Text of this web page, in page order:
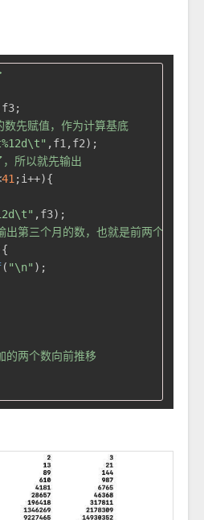
先赋值，作为计算基底
,f1,f2);
所以就先输出
41 ;i++){
,f3);
第三个月的数，也就是前两个月的和
( "\n" );
的两个数向前推移